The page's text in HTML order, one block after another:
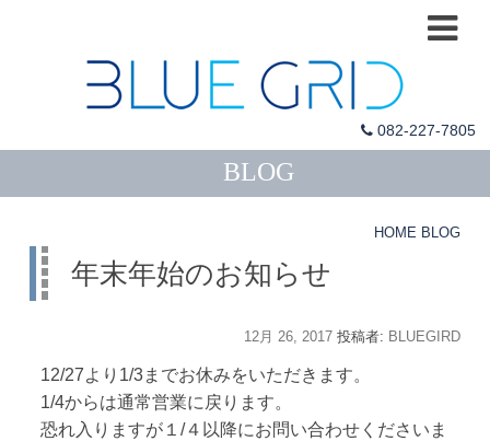
082-227-7805
カ
テ
ー
BLOG
HOME BLOG
年末年始のお知らせ
投
12月 26, 2017 投稿者: BLUEGIRD
12/27より1/3までお休みをいただきます。
1/4からは通常営業に戻ります。
恐れ入りますが１/４以降にお問い合わせくださいま